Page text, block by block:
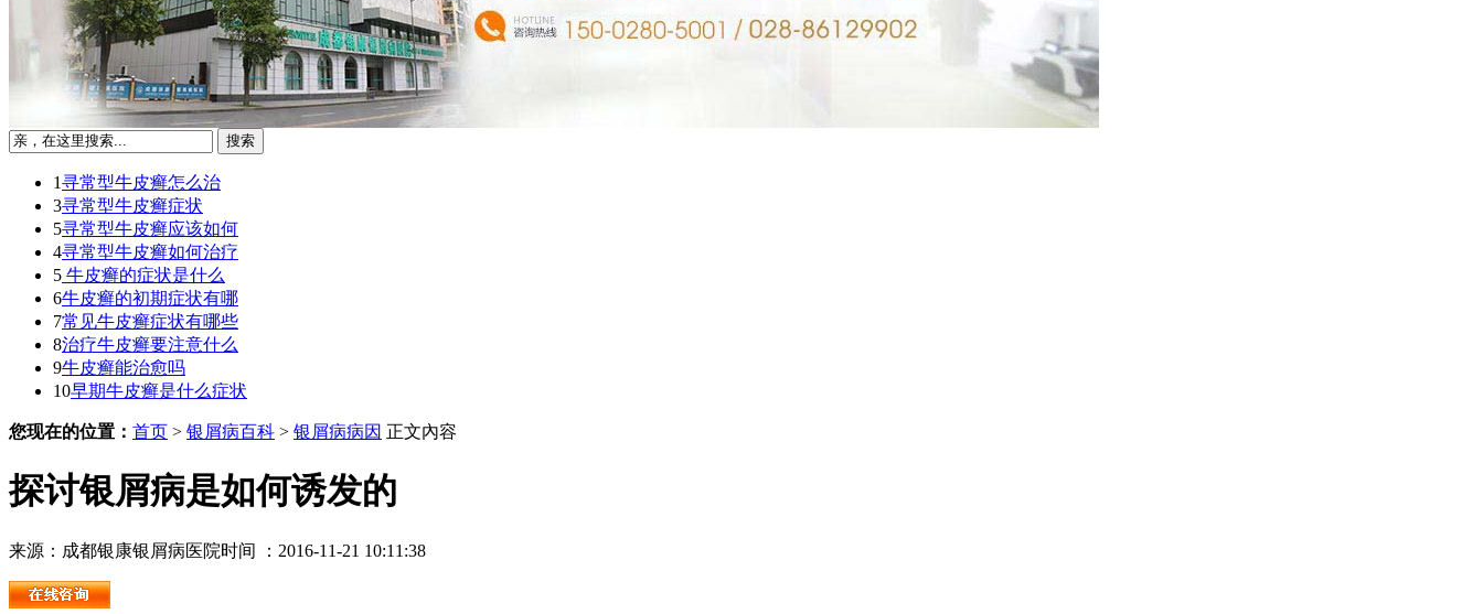
1寻常型牛皮癣怎么治
3寻常型牛皮癣症状
5寻常型牛皮癣应该如何
4寻常型牛皮癣如何治疗
5 牛皮癣的症状是什么
6牛皮癣的初期症状有哪
7常见牛皮癣症状有哪些
8治疗牛皮癣要注意什么
9牛皮癣能治愈吗
10早期牛皮癣是什么症状
您现在的位置： 首页 > 银屑病百科 > 银屑病病因 正文內容
探讨银屑病是如何诱发的
来源：成都银康银屑病医院时间 ：2016-11-21 10:11:38